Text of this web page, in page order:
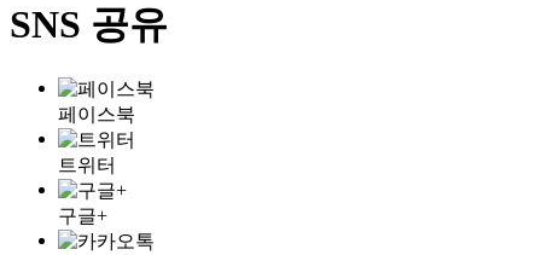
SNS 공유
페이스북
트위터
구글+